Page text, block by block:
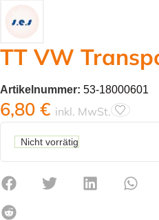
TT VW
Artikelnummer: 53-18000601
6,80 € inkl. MwSt.
Nicht vorrätig